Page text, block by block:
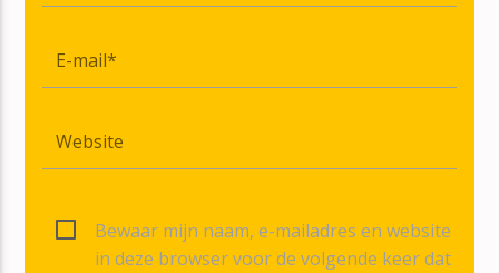
Bewaar mijn naam, e-mailadres en website
in deze browser voor de volgende keer dat